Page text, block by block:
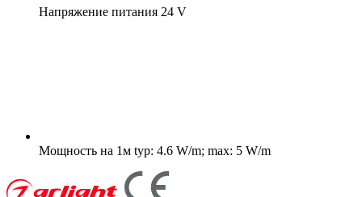
Напряжение питания 24 V
Мощность на 1м typ: 4.6 W/m; max: 5 W/m